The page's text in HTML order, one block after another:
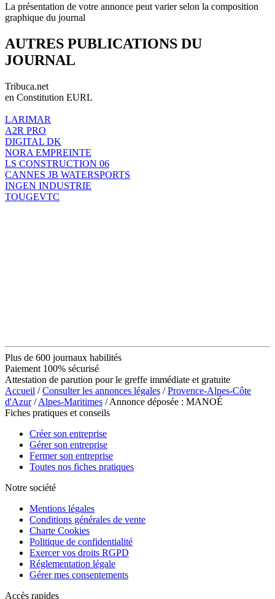
La présentation de votre annonce peut varier selon la composition
graphique du journal
AUTRES PUBLICATIONS DU
JOURNAL
Tribuca.net
en Constitution EURL
LARIMAR
A2R PRO
DIGITAL DK
NORA EMPREINTE
LS CONSTRUCTION 06
CANNES JB WATERSPORTS
INGEN INDUSTRIE
TOUGEVTC
Plus de 600 journaux habilités
Paiement 100% sécurisé
Attestation de parution pour le greffe immédiate et gratuite
Accueil /Consulter les annonces légales /Provence-Alpes-Côte
d'Azur/Alpes-Maritimes / Annonce déposée : MANOÉ
Fiches pratiques et conseils
Créer son entreprise
Gérer son entreprise
Fermer son entreprise
Toutes nos fiches pratiques
Notre société
Mentions légales
Conditions générales de vente
Charte Cookies
Politique de confidentialité
Exercer vos droits RGPD
Réglementation légale
Gérer mes consentements
Accès rapides